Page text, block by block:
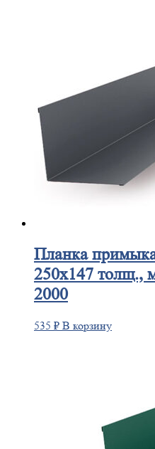
Планка
250х147 толщ.,
2000
535 ₽ В корзину